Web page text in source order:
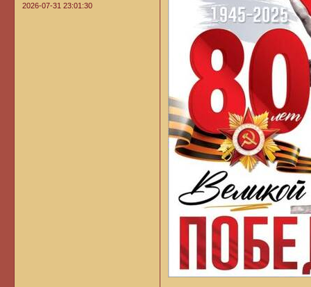
2026-07-31 23:01:30